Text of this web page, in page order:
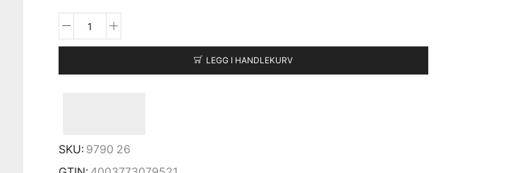
LEGG I HANDLEKURV
SKU: 9790 26